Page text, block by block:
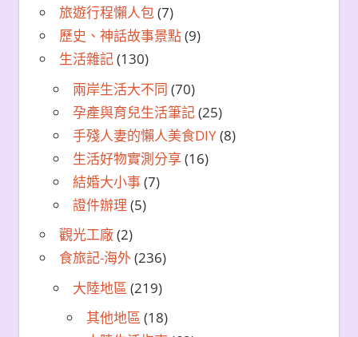
旅遊行程懶人包(7)
歷史、神話故事景點(9)
生活雜記(130)
兩岸生活大不同 (70)
孕產與育兒生活筆記(25)
手殘人妻的懶人美食DIY(8)
生活好物實測分享 (16)
結婚大小事(7)
證件辦理 (5)
觀光工廠(2)
食旅記-海外(236)
大陸地區 (219)
其他地區 (18)